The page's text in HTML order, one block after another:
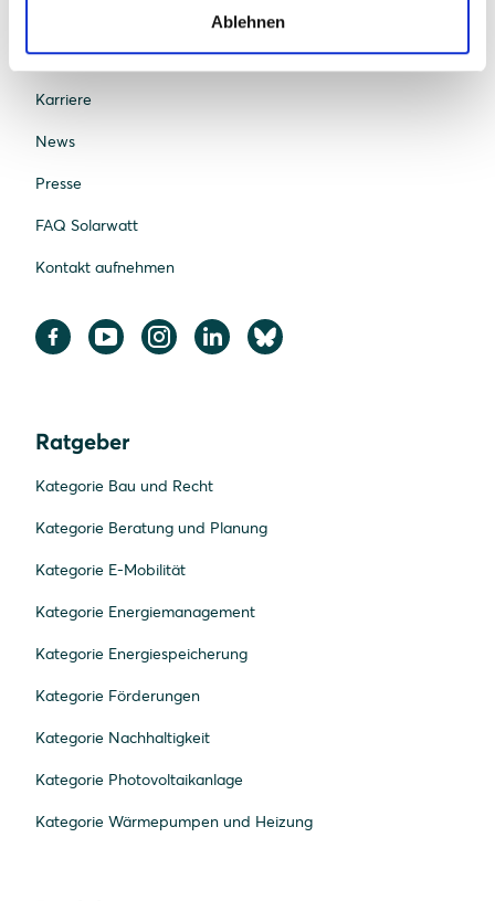
Ablehnen
Standorte
Karriere
News
Presse
FAQ Solarwatt
Kontakt aufnehmen
Ratgeber
Kategorie Bau und Recht
Kategorie Beratung und Planung
Kategorie E-Mobilität
Kategorie Energiemanagement
Kategorie Energiespeicherung
Kategorie Förderungen
Kategorie Nachhaltigkeit
Kategorie Photovoltaikanlage
Kategorie Wärmepumpen und Heizung